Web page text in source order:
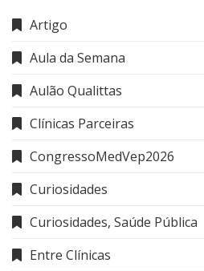
Artigo
Aula da Semana
Aulão Qualittas
Clínicas Parceiras
CongressoMedVep2026
Curiosidades
Curiosidades, Saúde Pública
Entre Clínicas